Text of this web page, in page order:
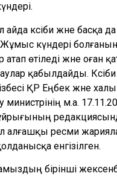
кәсіби және басқа да
күндері
атап өтіледі және оған
қабылдайды. Кәсіби
ҚР Еңбек және
министрінің м.а.
алғашқы ресми
енгізілген.
бірінші